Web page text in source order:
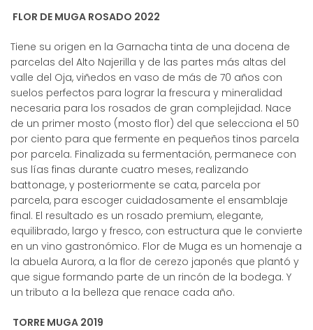
FLOR DE MUGA ROSADO 2022
Tiene su origen en la Garnacha tinta de una docena de
parcelas del Alto Najerilla y de las partes más altas del
valle del Oja, viñedos en vaso de más de 70 años con
suelos perfectos para lograr la frescura y mineralidad
necesaria para los rosados de gran complejidad. Nace
de un primer mosto (mosto flor) del que selecciona el 50
por ciento para que fermente en pequeños tinos parcela
por parcela. Finalizada su fermentación, permanece con
sus lías finas durante cuatro meses, realizando
battonage, y posteriormente se cata, parcela por
parcela, para escoger cuidadosamente el ensamblaje
final. El resultado es un rosado premium, elegante,
equilibrado, largo y fresco, con estructura que le convierte
en un vino gastronómico. Flor de Muga es un homenaje a
la abuela Aurora, a la flor de cerezo japonés que plantó y
que sigue formando parte de un rincón de la bodega. Y
un tributo a la belleza que renace cada año.
TORRE MUGA 2019